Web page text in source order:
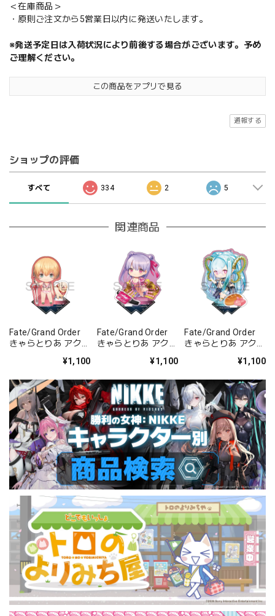
＜在庫商品＞
・原則ご注文から5営業日以内に発送いたします。
※発送予定日は入荷状況により前後する場合がございます。予め
ご理解ください。
この商品をアプリで見る
通報する
ショップの評価
すべて 334 2 5
関連商品
Fate/Grand Order
きゃらとりあ アクリ
¥1,100
Fate/Grand Order
きゃらとりあ アクリ
ー/パッションリッ
¥1,100
Fate/Grand Order
きゃらとりあ アクリ
ー/ラーヴァ/ティア
¥1,100